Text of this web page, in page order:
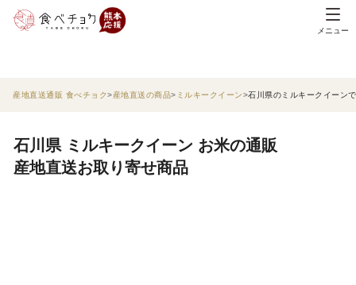
メニュー
産地直送通販 食べチョク 産地直送の商品 ミルキークイーン 石川県のミルキークイーン
石川県 ミルキークイーン お米の通販
産地直送お取り寄せ商品